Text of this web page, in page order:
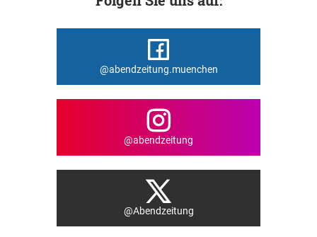
@abendzeitung.muenchen
@abendzeitung
@Abendzeitung